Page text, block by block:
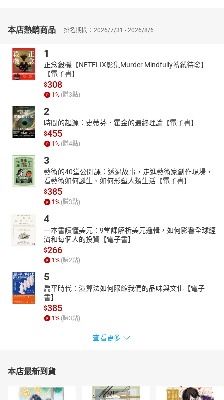
綜合而言，筆者希望大法官解釋工具書一書，對於應試者而言，不
議解釋及憲法訴訟相關考題之掌握的好用的「參考書」，祝金榜題
名。
本店熱銷商品 排名期間：2026/7/31 - 2026/8/6
1
正念殺機【NETFLIX影集Murder Mindfully蓄弒待發】
【電子書】
$308
1 % (賺3點)
2
時間的起源：史蒂芬．霍金的最終理論【電子書】
$455
1 % (賺4點)
3
藝術的40堂公開課：透過故事，走進藝術家創作現場，
看藝術如何誕生、如何形塑人類生活【電子書】
$385
1 % (賺3點)
4
一本書讀懂美元：9堂課解析美元邏輯，如何影響全球經
濟和每個人的投資【電子書】
$266
1 % (賺2點)
5
扁平時代：演算法如何限縮我們的品味與文化【電子
書】
$385
1 % (賺3點)
查看更多
本店最新到貨